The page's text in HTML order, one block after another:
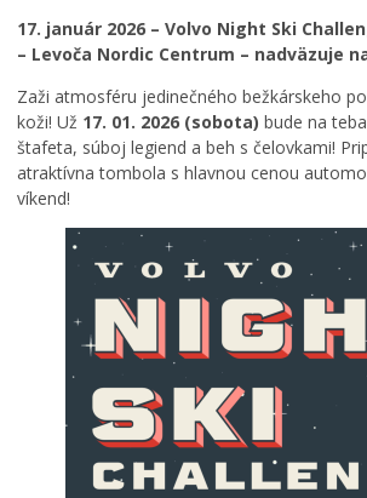
17. január 2026 – Volvo Night Ski
– Levoča Nordic Centrum – nadväzuje
Zaži atmosféru jedinečného bežkárskeho
koži! Už 17. 01. 2026 (sobota) bude na
štafeta, súboj legiend a beh s čelovkami!
atraktívna tombola s hlavnou cenou
víkend!